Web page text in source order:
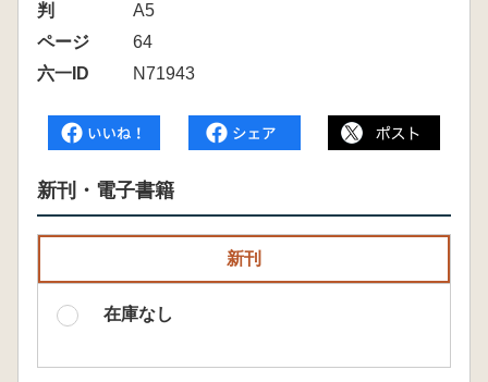
判
A5
ページ
64
六一ID
N71943
新刊・電子書籍
新刊
在庫なし